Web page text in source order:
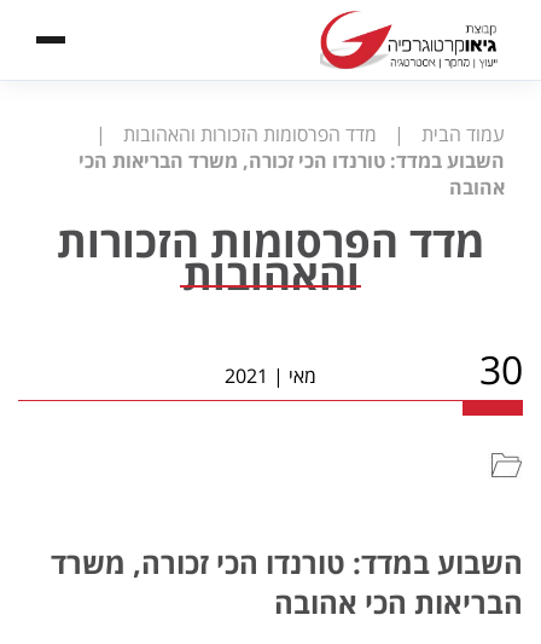
עמוד הבית | מדד הפרסומות הזכורות והאהובות
|
השבוע במדד: טורנדו הכי זכורה, משרד הבריאות הכי
אהובה
מדד הפרסומות הזכורות
והאהובות
30 מאי |
2021
השבוע במדד: טורנדו הכי זכורה, משרד
הבריאות הכי אהובה